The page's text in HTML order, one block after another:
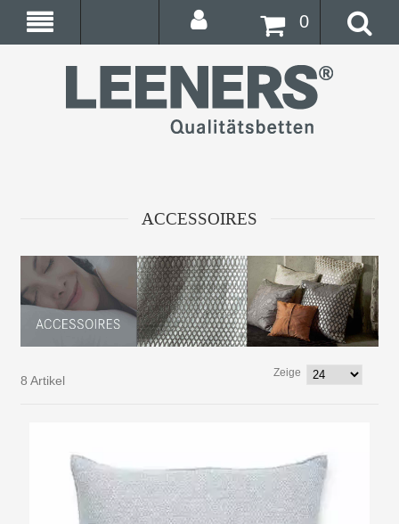
0
ACCESSOIRES
8 Artikel
Zeige